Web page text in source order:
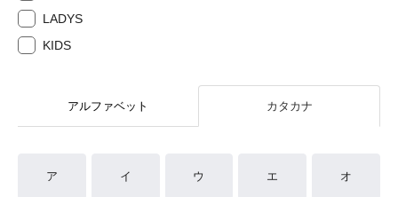
LADYS
KIDS
アルファベット カタカナ
ア イ ウ エ オ